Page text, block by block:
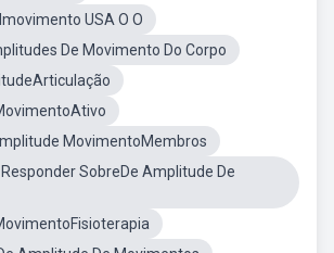
USA O O
De Movimento Do Corpo
MovimentoMembros
SobreDe Amplitude De